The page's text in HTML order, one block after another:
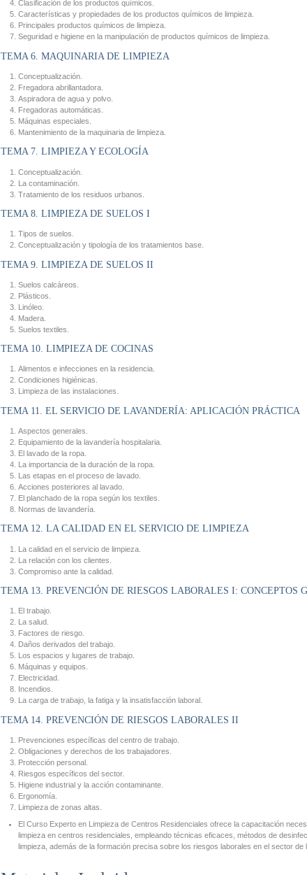
Clasificación de los productos químicos.
Características y propiedades de los productos químicos de limpieza.
Principales productos químicos de limpieza.
Seguridad e higiene en la manipulación de productos químicos de limpieza.
TEMA 6. MAQUINARIA DE LIMPIEZA
Conceptualización.
Fregadora abrillantadora.
Aspiradora de agua y polvo.
Fregadoras automáticas.
Máquinas especiales.
Mantenimiento de la maquinaria de limpieza.
TEMA 7. LIMPIEZA Y ECOLOGÍA
Conceptualización.
La contaminación.
Tratamiento de los residuos urbanos.
TEMA 8. LIMPIEZA DE SUELOS I
Tipos de suelos.
Conceptualización y tipología de los tratamientos base.
TEMA 9. LIMPIEZA DE SUELOS II
Suelos calcáreos.
Plásticos.
Linóleo.
Madera.
Suelos textiles.
TEMA 10. LIMPIEZA DE COCINAS
Alimentos e infecciones en la residencia.
Condiciones higiénicas.
Limpieza de las instalaciones.
TEMA 11. EL SERVICIO DE LAVANDERÍA: APLICACIÓN PRÁCTICA
Aspectos generales.
Equipamiento de la lavandería hospitalaria.
El lavado de la ropa.
La importancia de la duración de la ropa.
Las etapas en el proceso de lavado.
Acciones posteriores al lavado.
El planchado de la ropa según los textiles.
Normas de lavandería.
TEMA 12. LA CALIDAD EN EL SERVICIO DE LIMPIEZA
La calidad en el servicio de limpieza.
La relación con los clientes.
Compromiso ante la calidad.
TEMA 13. PREVENCIÓN DE RIESGOS LABORALES I: CONCEPTOS
El trabajo.
La salud.
Factores de riesgo.
Daños derivados del trabajo.
Los espacios y lugares de trabajo.
Máquinas y equipos.
Electricidad.
Incendios.
La carga de trabajo, la fatiga y la insatisfacción laboral.
TEMA 14. PREVENCIÓN DE RIESGOS LABORALES II
Prevenciones específicas del centro de trabajo.
Obligaciones y derechos de los trabajadores.
Protección personal.
Riesgos específicos del sector.
Higiene industrial y la acción contaminante.
Ergonomía.
Limpieza de zonas altas.
El Curso Experto en Limpieza de Centros Residenciales ofrece la capacitación
limpieza en centros residenciales, empleando técnicas eficaces, métodos de
limpieza, además de la formación precisa sobre los riesgos laborales en el sector de